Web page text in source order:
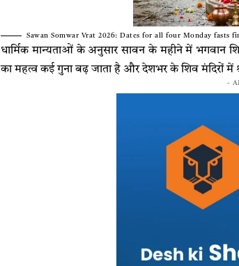
Sawan Somwar Vrat 2026: Dates for all four Monday fasts
धार्मिक मान्यताओं के अनुसार सावन के महीने में
का महत्व कई गुना बढ़ जाता है और देशभर के शिव मंदिरों में
-